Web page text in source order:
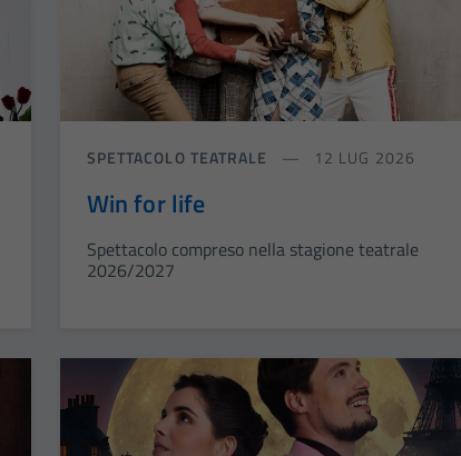
SPETTACOLO TEATRALE 12 LUG 2026
Win for life
Spettacolo compreso nella stagione teatrale
2026/2027